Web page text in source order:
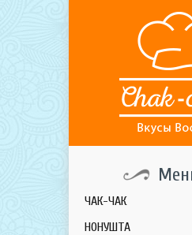
ЧАК-ЧАК
НОНУШТА